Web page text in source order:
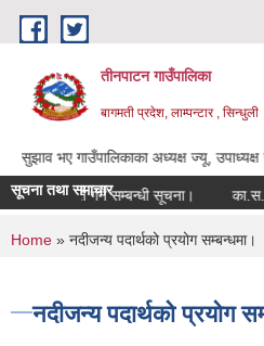
Skip to main content
तीनपाटन गाउँपालिका
बागमती प्रदेश, लाम्पन्टार , सिन्धुली
भए गाउँपालिकाका अध्यक्ष ज्यू, उपाध्यक्ष
सूचना तथा समाचार
पदपूर्ति गर्ने सम्बन्धी सूचना। का.स.मु.
You are here
Home » नदीजन्य पदार्थको प्रयोग सम्बन्धमा।
नदीजन्य पदार्थको प्रयोग